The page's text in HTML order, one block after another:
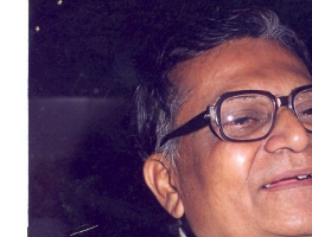
Gujarati